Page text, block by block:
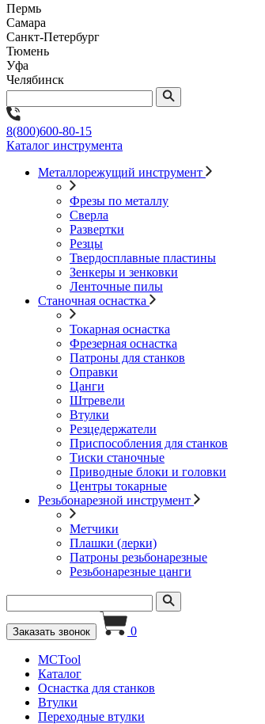
Пермь
Самара
Санкт-Петербург
Тюмень
Уфа
Челябинск
8(800)600-80-15
Каталог инструмента
Металлорежущий инструмент
Фрезы по металлу
Сверла
Развертки
Резцы
Твердосплавные пластины
Зенкеры и зенковки
Ленточные пилы
Станочная оснастка
Токарная оснастка
Фрезерная оснастка
Патроны для станков
Оправки
Цанги
Штревели
Втулки
Резцедержатели
Приспособления для станков
Тиски станочные
Приводные блоки и головки
Центры токарные
Резьбонарезной инструмент
Метчики
Плашки (лерки)
Патроны резьбонарезные
Резьбонарезные цанги
Заказать звонок 0
MCTool
Каталог
Оснастка для станков
Втулки
Переходные втулки